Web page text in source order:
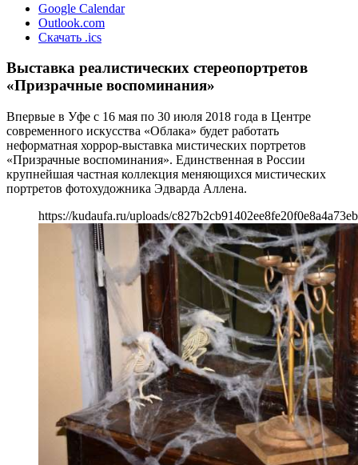
Google Calendar
Outlook.com
Скачать .ics
Выставка реалистических стереопортретов
«Призрачные воспоминания»
Впервые в Уфе с 16 мая по 30 июля 2018 года в Центре
современного искусства «Облака» будет работать
неформатная хоррор-выставка мистических портретов
«Призрачные воспоминания». Единственная в России
крупнейшая частная коллекция меняющихся мистических
портретов фотохудожника Эдварда Аллена.
https://kudaufa.ru/uploads/